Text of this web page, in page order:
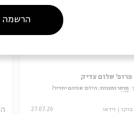
פרופ' שלום צדיק
מוסר ומצוות: הילכו שניהם יחדיו?
בוקר וידאו 27.07.26
הרשמה